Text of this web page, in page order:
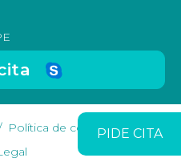
PIDE CITA
Política de cookies